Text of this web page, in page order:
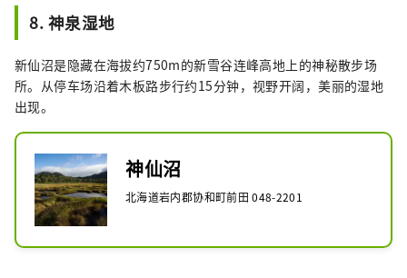
8. 神泉湿地
新仙沼是隐藏在海拔约750m的新雪谷连峰高地上的神秘散步场
所。从停车场沿着木板路步行约15分钟，视野开阔，美丽的湿地
出现。
神仙沼
北海道岩内郡协和町前田 048-2201